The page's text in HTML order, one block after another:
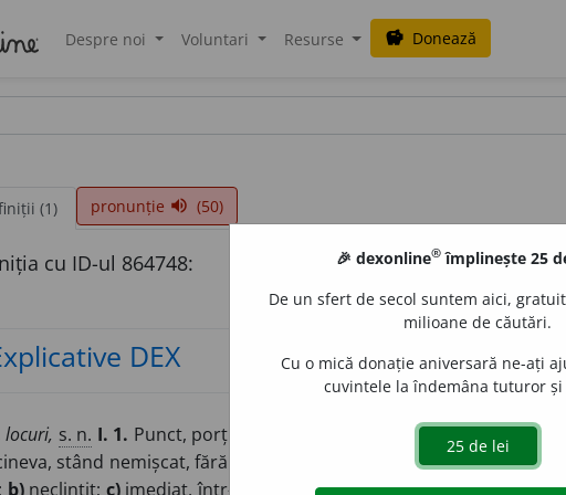
Despre noi Voluntari Resurse savings Donează
(1) pronunție volume_up (50)
cu ID-ul 864748:
DEX
locuri, s. n. I. 1. Punct, porțiune determinată în spațiu. ◊Loc.
stând nemișcat, fără a se deplasa.
(sau pe)loc=a)pe
b)neclintit; c)imediat, într-o clipă. ( Expr.)Pe loc repaus=
🎉 dexonline® împlinește 25
De un sfert de secol suntem aici,
milioane de căutări.
Cu o mică donație aniversară ne-ați
cuvintele la îndemâna tuturor